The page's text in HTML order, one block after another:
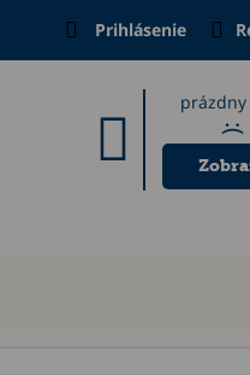
Prihlásenie
prázdny
:(